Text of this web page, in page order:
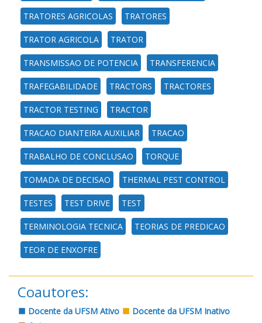
TRATORES AGRICOLAS TRATORES
TRATOR AGRICOLA TRATOR
TRANSMISSAO DE POTENCIA TRANSFERENCIA
TRAFEGABILIDADE TRACTORS TRACTORES
TRACTOR TESTING TRACTOR
TRACAO DIANTEIRA AUXILIAR TRACAO
TRABALHO DE CONCLUSAO TORQUE
TOMADA DE DECISAO THERMAL PEST CONTROL
TESTES TEST DRIVE TEST
TERMINOLOGIA TECNICA TEORIAS DE PREDICAO
TEOR DE ENXOFRE
Coautores:
Docente da UFSM Ativo
Docente da UFSM Inativo